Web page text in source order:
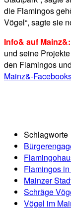
die Flamingos
Vögel“, sagte sie
Info& auf Mainz&:
und seine
den Flamingos
Mainz&-
Schlagworte
Flamingos
Mainzer
Schräge
Vögel im